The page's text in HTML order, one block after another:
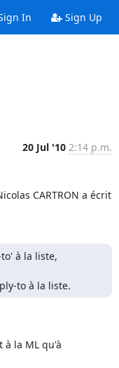
In Sign Up
20 Jul '10 2:14 p.m.
CARTRON a écrit
à la liste,
to à la liste.
la ML qu'à